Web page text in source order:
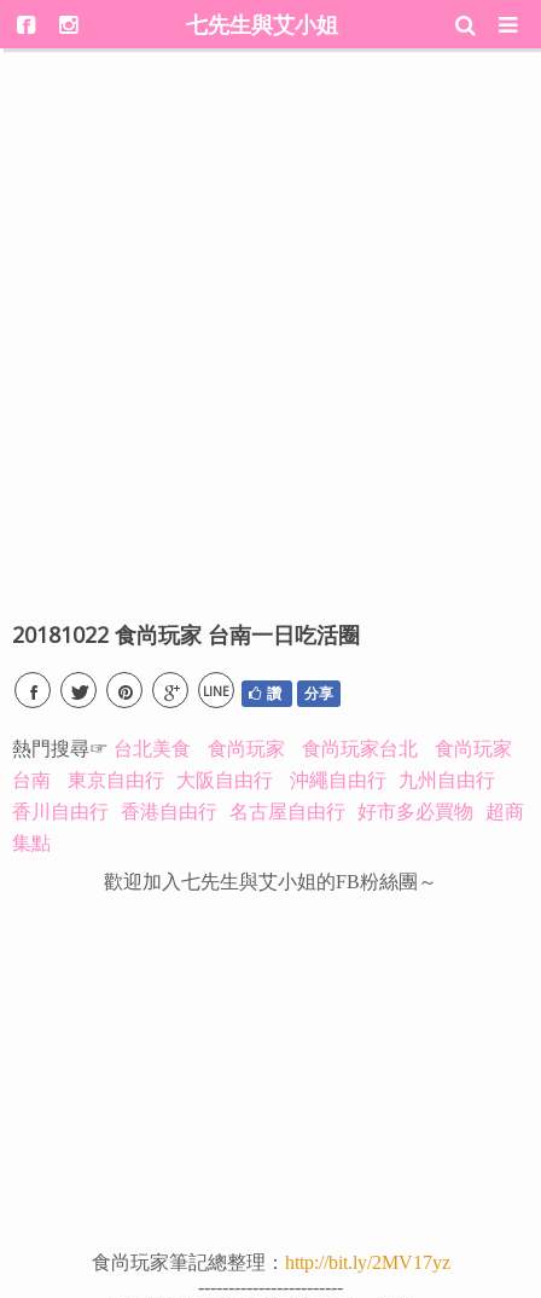
七先生與艾小姐
20181022 食尚玩家 台南一日吃活圈
LINE 讚 分享
熱門搜尋☞ 台北美食 食尚玩家 食尚玩家台北
食尚玩家
台南
東京自由行 大阪自由行 沖繩自由行 九州自由行
香川自由行 香港自由行 名古屋自由行 好市多必買物 超商
集點
歡迎加入七先生與艾小姐的FB粉絲團～
食尚玩家筆記總整理： http://bit.ly/2MV17yz
------------------------